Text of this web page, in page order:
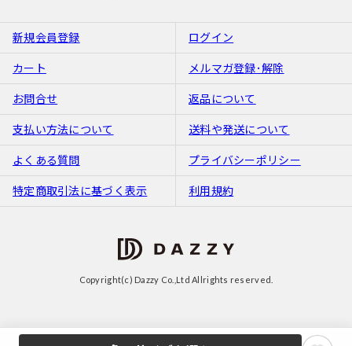
新規会員登録 ログイン
カート メルマガ登録･解除
お問合せ 返品について
支払い方法について 送料や発送について
よくある質問 プライバシーポリシー
特定商取引法に基づく表示 利用規約
Copyright(c) Dazzy Co.,Ltd Allrights reserved.